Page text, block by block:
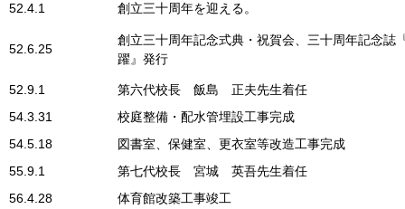
52.4.1
創立三十周年を迎える。
52.6.25
創立三十周年記念式典・祝賀会、三十周年記念誌
躍』発行
52.9.1
第六代校長 飯島 正夫先生着任
54.3.31
校庭整備・配水管埋設工事完成
54.5.18
図書室、保健室、更衣室等改造工事完成
55.9.1
第七代校長 宮城 英吾先生着任
56.4.28
体育館改築工事竣工